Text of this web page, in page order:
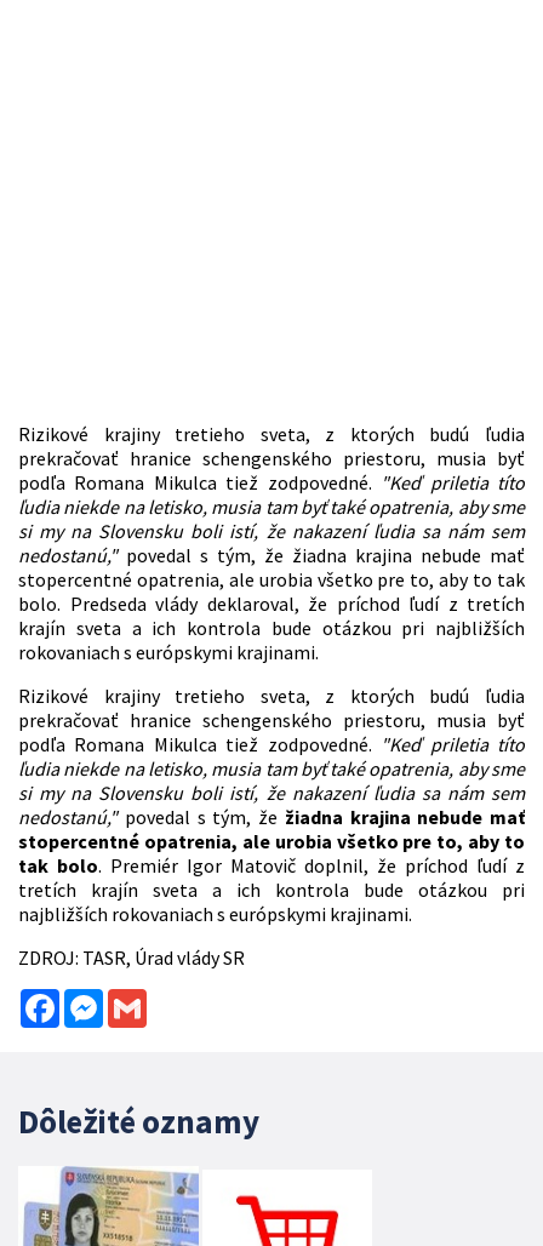
Rizikové krajiny tretieho sveta, z ktorých budú ľudia
prekračovať hranice schengenského priestoru, musia byť
podľa Romana Mikulca tiež zodpovedné. "Keď priletia títo
ľudia niekde na letisko, musia tam byť také opatrenia, aby sme
si my na Slovensku boli istí, že nakazení ľudia sa nám sem
nedostanú,"povedal s tým, že žiadna krajina nebude mať
stopercentné opatrenia, ale urobia všetko pre to, aby to tak
bolo. Predseda vlády deklaroval, že príchod ľudí z tretích
krajín sveta a ich kontrola bude otázkou pri najbližších
rokovaniach s európskymi krajinami.
Rizikové krajiny tretieho sveta, z ktorých budú ľudia
prekračovať hranice schengenského priestoru, musia byť
podľa Romana Mikulca tiež zodpovedné. "Keď priletia títo
ľudia niekde na letisko, musia tam byť také opatrenia, aby sme
si my na Slovensku boli istí, že nakazení ľudia sa nám sem
nedostanú,"povedal s tým, že žiadna krajina nebude mať
stopercentné opatrenia, ale urobia všetko pre to, aby to
tak bolo. Premiér Igor Matovič doplnil, že príchod ľudí z
tretích krajín sveta a ich kontrola bude otázkou pri
najbližších rokovaniach s európskymi krajinami.
ZDROJ: TASR, Úrad vlády SR
FacebookMessenger
Dôležité oznamy